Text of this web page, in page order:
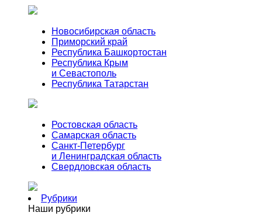
Новосибирская область
Приморский край
Республика Башкортостан
Республика Крым
и Севастополь
Республика Татарстан
Ростовская область
Самарская область
Санкт-Петербург
и Ленинградская область
Свердловская область
Рубрики
Наши рубрики